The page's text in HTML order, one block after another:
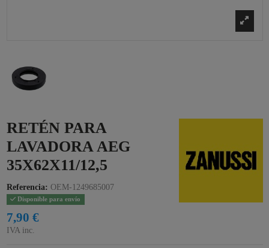
RETÉN PARA
LAVADORA AEG
35X62X11/12,5
Referencia: OEM-1249685007
Disponible para envío
7,90 €
IVA inc.